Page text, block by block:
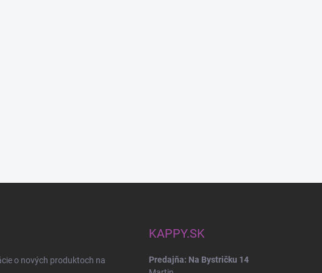
o nových produktoch na
KAPPY.SK
Predajňa: Na Bystričku 14